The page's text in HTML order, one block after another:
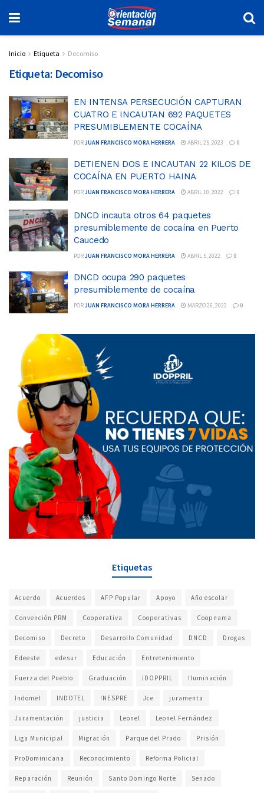
Inicio Etiqueta Decomiso
Etiqueta: Decomiso
EN INTENSA PERSECUCIÓN CAPTURAN
CUATRO E INCAUTAN 692 PAQUETES
PRESUMIBLEMENTE COCAÍNA
PORJUAN FRANCISCO MORA HERRERA ABRIL 25, 2023 0
DETIENEN DOS E INCAUTAN 22 KILOS DE
COCAÍNA EN PUERTO HAINA
PORJUAN FRANCISCO MORA HERRERA ABRIL 10, 2022 0
DNCD incauta otros 64 paquetes
presumiblemente de cocaína en Puerto
Caucedo
PORJUAN FRANCISCO MORA HERRERA ABRIL 5, 2022 0
DNCD ocupa 290 paquetes
presumiblemente de cocaína
PORJUAN FRANCISCO MORA HERRERA MARZO 26, 2022 0
Etiquetas
Acuerdo Acuerdos AFP Popular Apoyo Año escolar
Convención PRM Cooperativa Cooperativas Coopnama
Decomiso Decreto Desarrollo Comunidad DNCD Drogas
Edeeste edesur Educación Entretenimiento
Fuerza del Pueblo Graduación IDOPPRIL Iluminación
Indomet INDOTEL INESPRE Jce juramenta
Juramentación justicia Leonel Leonel Fernández
Liga Municipal Migración Parque del Prado Prisión
ProDominicana Reconocimiento Reforma Policial
Reparación Reunión Santo Domingo Norte Senado